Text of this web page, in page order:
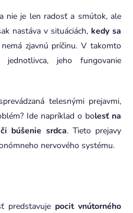
nie je len radosť a smútok, ale
nastáva v situáciách, kedy sa
zjavnú príčinu. V takomto
jednotlivca, jeho fungovanie
telesnými prejavmi,
Ide napríklad o bolesť na
búšenie srdca. Tieto prejavy
nervového systému.
predstavuje pocit vnútorného